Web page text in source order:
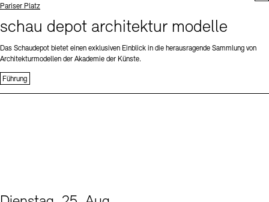
Standort
Pariser Platz
schau depot architektur modelle
Das Schaudepot bietet einen exklusiven Einblick in die herausragende Sammlung von
Architekturmodellen der Akademie der Künste.
Führung